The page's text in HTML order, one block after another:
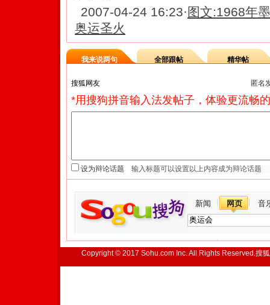
2007-04-24 16:23· 图文:1968年
奥运圣火
我来说两句 全部跟帖 精华帖
匿名
*用搜狗拼音输入法发帖子，体验更流畅
设为辩论话题
新闻 网页 音
Copyright © 2017 Sohu.com Inc. All Rights Reserved.搜